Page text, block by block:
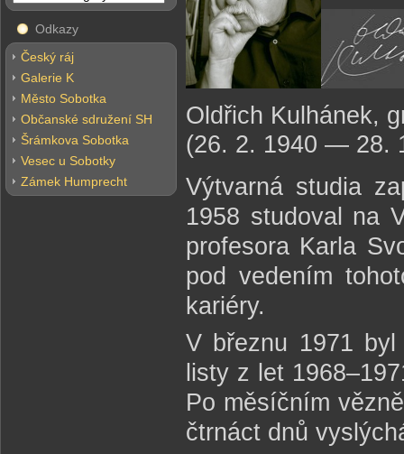
Odkazy
Český ráj
Galerie K
Město Sobotka
Občanské sdružení SH
Šrámkova Sobotka
Vesec u Sobotky
Zámek Humprecht
Oldřich Kulhánek,
(26. 2. 1940 — 28.
Výtvarná studia
1958 studoval na
profesora Karla
pod vedením
kariéry.
V březnu 1971
listy z let
Po měsíčním
čtrnáct dnů